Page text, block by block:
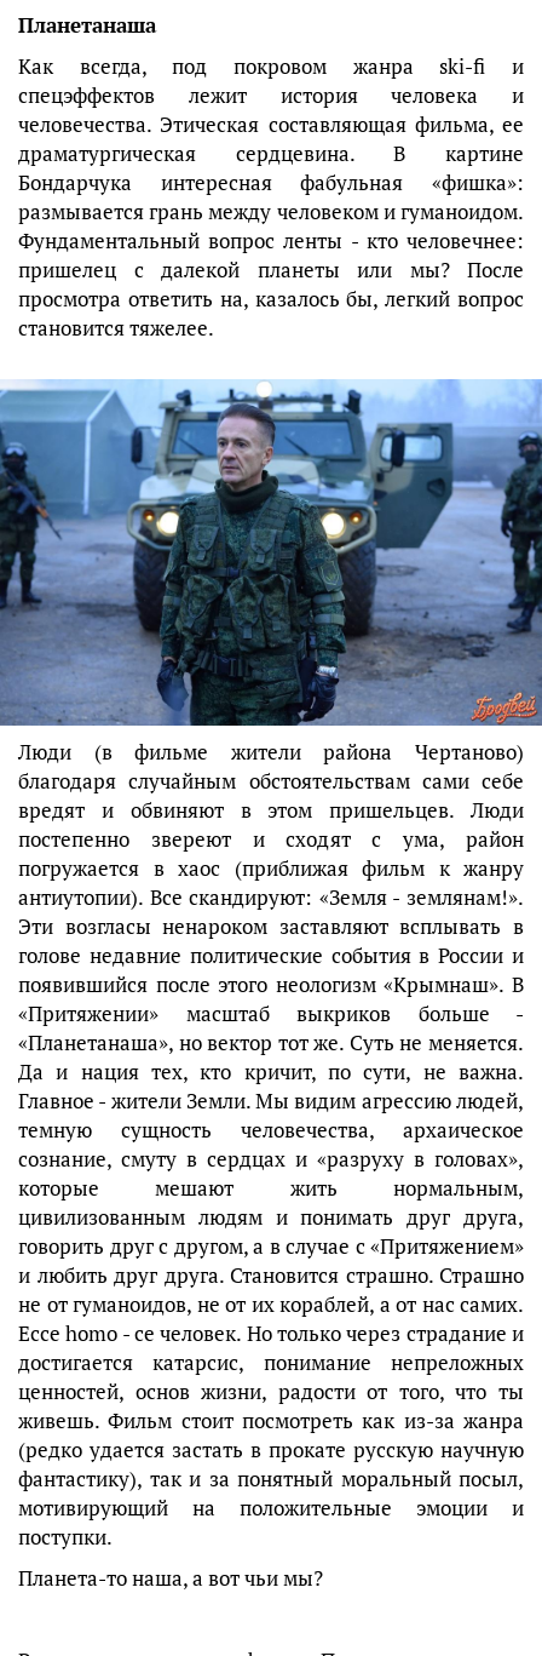
Планетанаша
Как всегда, под покровом жанра ski-fi и
спецэффектов лежит история человека и
человечества. Этическая составляющая фильма, ее
драматургическая сердцевина. В картине
Бондарчука интересная фабульная «фишка»:
размывается грань между человеком и гуманоидом.
Фундаментальный вопрос ленты - кто человечнее:
пришелец с далекой планеты или мы? После
просмотра ответить на, казалось бы, легкий вопрос
становится тяжелее.
Люди (в фильме жители района Чертаново)
благодаря случайным обстоятельствам сами себе
вредят и обвиняют в этом пришельцев. Люди
постепенно звереют и сходят с ума, район
погружается в хаос (приближая фильм к жанру
антиутопии). Все скандируют: «Земля - землянам!».
Эти возгласы ненароком заставляют всплывать в
голове недавние политические события в России и
появившийся после этого неологизм «Крымнаш». В
«Притяжении» масштаб выкриков больше -
«Планетанаша», но вектор тот же. Суть не меняется.
Да и нация тех, кто кричит, по сути, не важна.
Главное - жители Земли. Мы видим агрессию людей,
темную сущность человечества, архаическое
сознание, смуту в сердцах и «разруху в головах»,
которые мешают жить нормальным,
цивилизованным людям и понимать друг друга,
говорить друг с другом, а в случае с «Притяжением»
и любить друг друга. Становится страшно. Страшно
не от гуманоидов, не от их кораблей, а от нас самих.
Ecce homo - се человек. Но только через страдание и
достигается катарсис, понимание непреложных
ценностей, основ жизни, радости от того, что ты
живешь. Фильм стоит посмотреть как из-за жанра
(редко удается застать в прокате русскую научную
фантастику), так и за понятный моральный посыл,
мотивирующий на положительные эмоции и
поступки.
Планета-то наша, а вот чьи мы?